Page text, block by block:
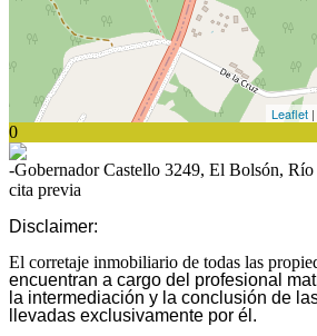
Leaflet
0
-Gobernador Castello 3249, El Bolsón,
cita previa
Disclaimer:
El corretaje inmobiliario de todas las
encuentran a cargo del profesional
la intermediación y la conclusión de
llevadas exclusivamente por él.